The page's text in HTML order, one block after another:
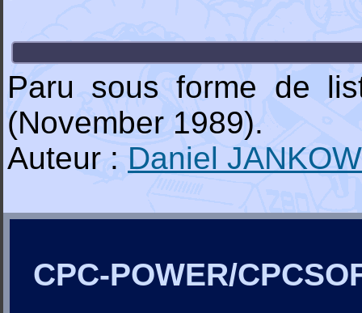
Paru sous forme de
(November 1989).
Auteur : Daniel
CPC-POWER/